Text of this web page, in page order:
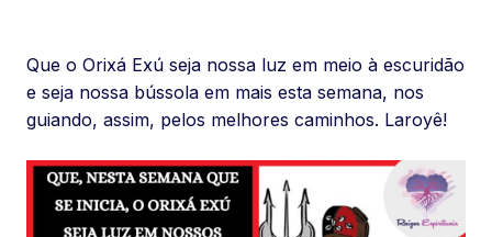
Que o Orixá Exú seja nossa luz em meio à escuridão
e seja nossa bússola em mais esta semana, nos
guiando, assim, pelos melhores caminhos. Laroyê!